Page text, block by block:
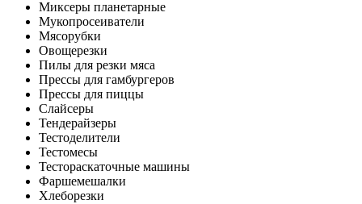
Миксеры планетарные
Мукопросеиватели
Мясорубки
Овощерезки
Пилы для резки мяса
Прессы для гамбургеров
Прессы для пиццы
Слайсеры
Тендерайзеры
Тестоделители
Тестомесы
Тестораскаточные машины
Фаршемешалки
Хлеборезки